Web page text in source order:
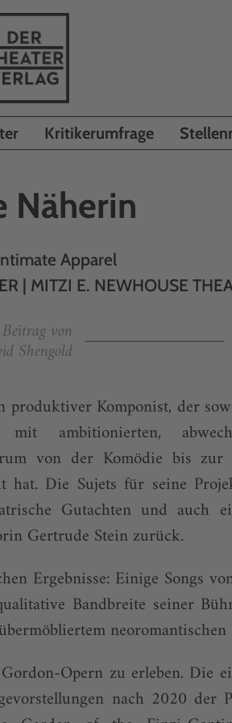
Kritikerumfrage
Näherin
Apparel
| MITZI E. NEWHOUSE
von
Shengold
Komponist, der
ambitionierten,
von der Komödie bis zur
hat. Die Sujets für seine
Gutachten und auch
Gertrude Stein zurück.
Ergebnisse: Einige Songs
Bandbreite seiner
Opern zu erleben. Die
nach 2020 der